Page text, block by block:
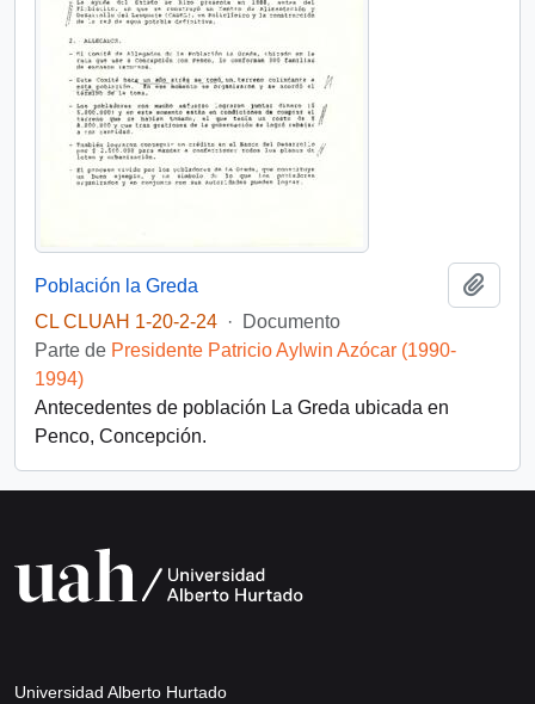
Población la Greda
CL CLUAH 1-20-2-24 ·
Documento
Parte de Presidente Patricio Aylwin Azócar (1990-
1994)
Antecedentes de población La Greda ubicada en
Penco, Concepción.
Universidad Alberto Hurtado